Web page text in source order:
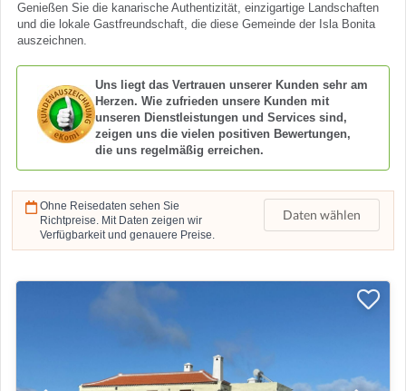
Genießen Sie die kanarische Authentizität, einzigartige Landschaften
und die lokale Gastfreundschaft, die diese Gemeinde der Isla Bonita
auszeichnen.
Uns liegt das Vertrauen unserer Kunden sehr am
Herzen. Wie zufrieden unsere Kunden mit
unseren Dienstleistungen und Services sind,
zeigen uns die vielen positiven Bewertungen,
die uns regelmäßig erreichen.
Ohne Reisedaten sehen Sie
Richtpreise. Mit Daten zeigen wir
Verfügbarkeit und genauere Preise.
Daten wählen